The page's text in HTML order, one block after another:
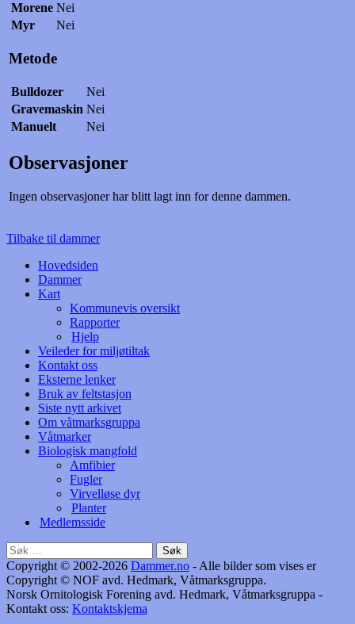
Morene Nei
Myr
Nei
Metode
Bulldozer
Nei
Gravemaskin Nei
Manuelt
Nei
Observasjoner
Ingen observasjoner har blitt lagt inn for denne dammen.
Tilbake til dammer
Hovedsiden
Dammer
Kart
Kommunevis oversikt
Rapporter
Hjelp
Veileder for miljøtiltak
Kontakt oss
Eksterne lenker
Bruk av feltstasjon
Siste nytt arkivet
Om våtmarksgruppa
Våtmarker
Biologisk mangfold
Amfibier
Fugler
Virvelløse dyr
Planter
Medlemsside
Søk
etter:
Copyright © 2002-2026 Dammer.no - Alle bilder som vises er
Copyright © NOF avd. Hedmark, Våtmarksgruppa.
Norsk Ornitologisk Forening avd. Hedmark, Våtmarksgruppa -
Kontakt oss: Kontaktskjema